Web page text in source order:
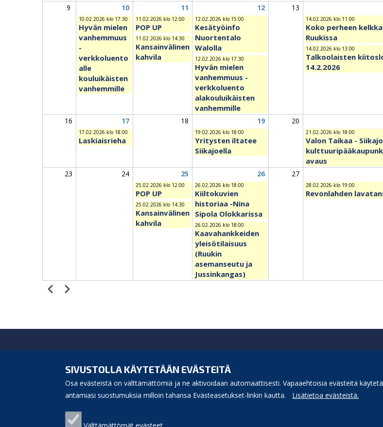
SIVUSTOLLA KÄYTETÄÄN EVÄSTEITÄ
Osa evästeistä on välttämättömiä ja ne aktivoidaan automaattisesti. Vapaaehtoisia evästeitä
antamiasi suostumuksia milloin tahansa Evästeasetukset-linkin kautta.
Lisätietoa evästeistä.
9 10 11 12 13
10.02.2026 klo 17:30
Hyvän mielen
vanhemmuus
-
verkkoluento
alle
kouluikäisten
vanhemmille
11.02.2026 klo 12:00
POP UP
11.02.2026 klo 14:30
Kansainvälinen
kahvila
12.02.2026 klo 15:00
Kesätyöinfo
Nuortentalo
Walolla
12.02.2026 klo 17:30
Hyvän mielen
vanhemmuus -
verkkoluento
alakouluikäisten
vanhemmille
14.02.2026 klo 11:00
Koko perheen
Ruukissa
14.02.2026 klo 13:00
Talkoolaisten
14.2.2026
16 17 18 19 20
17.02.2026 klo 18:00
Laskiaisrieha
19.02.2026 klo 18:00
Yritysten iltatee
Siikajoella
21.02.2026 klo 18:00
Valon Taikaa -
avaus
23 24 25 26 27
25.02.2026 klo 12:00
POP UP
25.02.2026 klo 14:30
Kansainvälinen
kahvila
26.02.2026 klo 18:00
Kiiltokuvien
historiaa -Nina
Sipola Olokkarissa
26.02.2026 klo 18:00
Kaavahankkeiden
yleisötilaisuus
(Ruukin
asemanseutu ja
Jussinkangas)
28.02.2026 klo 19:00
Revonlahden
Sivutus
EdellinenSeuraava
Virastotie 5A
92400 Ruukki
puh. 040 3156 299
Puhelinluettelo